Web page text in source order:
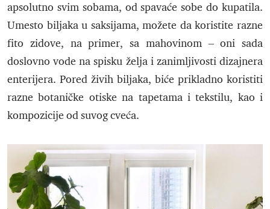
apsolutno svim sobama, od spavaće sobe do kupatila.
Umesto biljaka u saksijama, možete da koristite razne
fito zidove, na primer, sa mahovinom – oni sada
doslovno vode na spisku želja i zanimljivosti dizajnera
enterijera. Pored živih biljaka, biće prikladno koristiti
razne botaničke otiske na tapetama i tekstilu, kao i
kompozicije od suvog cveća.